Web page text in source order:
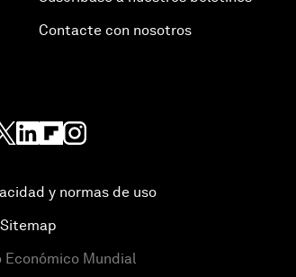
Contacte con nosotros
y normas de uso
Sitemap
Económico Mundial